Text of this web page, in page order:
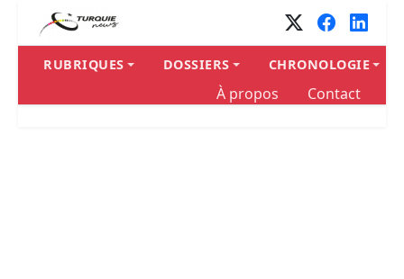
Panneau de gestion des cookies
RUBRIQUES DOSSIERS CHRONOLOGIE
À propos Contact